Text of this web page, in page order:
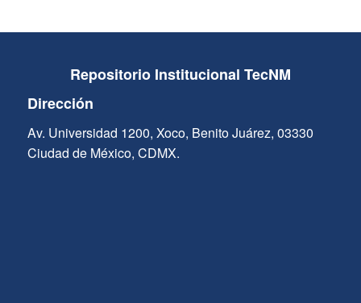
Repositorio Institucional TecNM
Dirección
Av. Universidad 1200, Xoco, Benito Juárez, 03330
Ciudad de México, CDMX.